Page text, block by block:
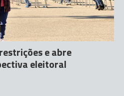
e abre
eleitoral